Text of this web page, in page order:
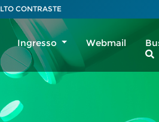
Ingresso Webmail
CONTRASTE